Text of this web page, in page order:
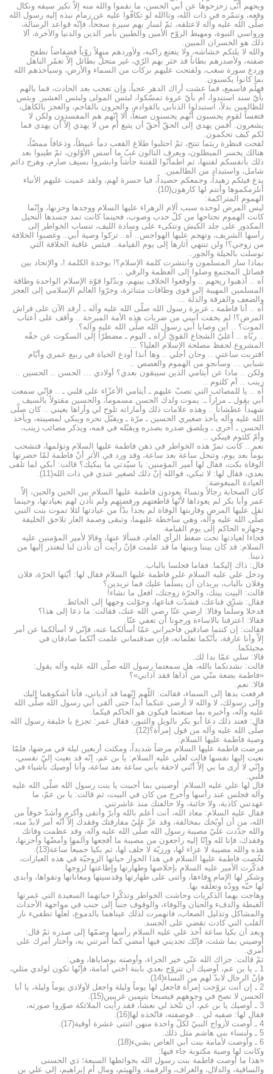
ويحهم أنّى زحزحوها عن أبي الحسن، ما نقموا والله منه إلاّ نكير سيفه ونكال
وقعه، وتنمّره في ذات الله، وتاالله لو تكافّوا عليه عن زمام نبذه إليه رسول الله
صلّى الله عليه وآله لاعتلقه، ثمّ لسار بهم سيرة سجحاً، فإنّه قواعد الرسالة،
ورواسي النبوة، ومهبط الروّح الأمين والطبين بأمر الدين والدنيا والآخرة، ألا
ذلك هو الخسران المبين.
والله لا يلتكم خشاشه، ولا يتعتع راكبه، ولأوردهم منهلاً روّياً فضفاضاً تطفح
ضفته، ولأصدرهم بطاناً قد خثر بهم الرّي، غير متحلّ بطائل إلاّ تغمّر الناهل
وردع سورة سغب، ولفتحت عليهم بركات من السماء والأرض، وسيأخذهم الله
بما كانوا يكسبون.
فهلّم فاسمع، فما عشت أراك الدهر عجباً، وإن تعجب بعد الحادث، فما بالهم
بأيّ سند استندوا، أم بأيّ عروة تمسّكوا، لبئس المولى ولبئس العشير. وبئس
للظالمين بدلاً، استبدلوا الذنابى بالقوادم، والحرون بالقاحم، والعجز بالكاهل،
فتعساً لقوم يحسبون أنّهم يحسنون صنعاً، ألا إنّهم هم المفسدون ولكن لا
يشعرون. أفمن يهدي إلى الحقّ أحقّ أن يتبع أم من لا يهدي إلاّ أن يهدى فما
لكم كيف تحكمون.
لقحت فنظرة ريثما تنتج، ثمّ احتلبوا طلاع القعب دماً عبيطاً، وذعافاً ممضّاً،
هنالك يخسر المبطلون، ويعرف التالون غبّ ما أسس الأوّلون، ثمّ طيبوا بعد
ذلك بأنفسكم لفتنها، ثم اطمأنّوا للفتنة جأشاً وابشروا بسيف صارم، وهرج دائم
شامل، واستبداد من الظالمين.
يدع فيئكم زهيداً، وجمعكم حصيداً، فيا حسرة لهم، ولقد عميت عليهم الأنباء
أنلزمكموها وأنتم لها كارهون(10).
الهموم المتراكمة:
ليس المرض لوحده سبب آلام الزهراء عليها السلام ووجدها وحزنها، وإنّما
كانت الهموم تجتاحها من كلّ حدب وصوب، فحينما كانت تمد جسدها النحيل
المكدور على جلد الكبش وتتكىء على وسادة الليف، تنساب الخواطر إلى
رأسها الشريف، وتهجم عليها الهواجس.. آه.. تركوا وصية أبي.. وغصبوا الخلافة
من زوجي؟! ولن تنتهي آثارها إلى يوم القيامة.. فبئس عاقبة الخلافة التي
توسلت بالحيلة والجور..
بماذا سار المسلمون وانتشرت كلمة الإسلام؟! بوحدة الكلمة.!، والإتحاد بين
فصائل المجتمع وصلوا إلى العظمة والرقي ..
آه .. أذهبوا ريحهم .. وأوقعوا الخلاف بينهم، وبدّلوا قوّة الإسلام الواحدة وطاقة
المسلمين المهيبة إلى قوى وطاقات متناثرة، وجرّوا العالم الإسلامي إلى العجز
والضعف والفرقة والذلّة …
آه .. أنا فاطمة ـ عزيزة رسول الله صلّى الله عليه وآله ـ أرقد الآن على فراش
المرض؟! لم يخفت أنيني من ضربات هذه الأمة المبرحة .. وأقف على أعتاب
الموت؟ .. أين وصايا أبي رسول الله صلّى الله عليه وآله؟.
.. ربّاه .. أعليّ الشجاع القويّ أراه ـ اليوم ـ مضطرّاً إلى السكوت عن حقّه
المشروع لحفظ مصلحة الإسلام العليا؟ …
اقتربت ساعتي .. وحان أجلي .. وها أنذا أودع الحياة في ربيع عمري وأيّام
شبابي … وسأنجو من الهموم والغصص ..
ولكن .. ماذا عن أيتامي الذين سيبقون بعدي؟ أولادي … الحسن .. الحسين ..
زينب .. أم كلثوم ..
آه .. يا للمصائب التي تصبّ عليهم ـ أيتامي الأعزّاء على قلبي ـ .. فإنّي سمعت
أبي يقول ـ مراراً ـ: يموت ولدك الحسن مسموماً، والحسين مقتولاً بالسيف
شهيداً عطشاناً .. وهذه علامات ذلك وأماراته تلوح لي وأراها بعيني .. كان صلّى
الله عليه وآله يأخذ صغيري الحسين ـ مرّة ـ ويقبّل نحره ويبكي لمصيبته، ويأخذ
الحسن ـ أخرى ـ ويلصق صدره بصدره ويقبّله في فمه، ويذكر مصائب زينب،
وأمّ كلثوم فيبكي ..
نعم .. كانت تمرّ هذه الخواطر في ذهن فاطمة عليها السلام وتؤلمها، فتشحب
يوماً بعد يوم، وتنحل ساعة بعد ساعة، وقد ورد في الأثر أنّ فاطمة لمّا حضرتها
الوفاة بكت، فقال لها أمير المؤمنين: يا سيّدتي ما يبكيك؟ قالت: أبكي لما تلقى
بعدي، فقال لها: لا تبكي، فوالله إنّ ذلك لصغير عندي في ذات الله(11).
العيادة المبغوضة:
كان الصحابة رجالاً ونساءً يعودون فاطمة عليها السلام بين الحين والحين، إلاّ
عمر وأبا بكر لم يعوداها لأنّها قاطعتهم ورفضتهم ولم تأذن لهم بعيادتها، وحينما
ثقل عليها المرض وقاربتها الوفاة لم يجدا بدّاً من عيادتها لئلا تموت بنت النبي
صلّى الله عليه وآله، وهي ساخطة عليهما، وتبقى وصمة العار تلاحق الخليفة
وجهازه الحاكم إلى يوم القيامة.
فجاءا لعيادتها تحت ضغط الرأي العام، فسألا عنها، وقالا لأمير المؤمنين عليه
السلام: قد كان بيننا وبينها ما قد علمت فإنّ رأيت أن تأذن لنا لنعتذر إليها من
ذنبنا.
قال: ذاك إليكما. فقاما فجلسا بالباب.
ودخل علي عليه السلام على فاطمة عليها السلام فقال لها: أيّتها الحرّة، فلان
وفلان بالباب، يريدان أن يسلّما عليك فما تريدين؟
قالت: البيت بيتك، والحرّة زوجتك، افعل ما تشاء!
فقال: شدّي قناعك، فشدّت قناعها، وحوّلت وجهها إلى الحائط.
فدخلا وسلّما وقالا: ارضي عنّا رضي الله عنك، فقالت: ما دعا إلى هذا؟
فقالا: اعترفنا بالاساءة ورجونا أن تعفي عنّا.
فقالت: إن كنتما صادقين فأخبراني عمّا أسألكما عنه، فإنّي لا أسألكما عن أمر
إلاّ وأنا عارفة، بأنّكما تعلمانه، فإن صدقتماني علمت أنّكما صادقان في
مجيئكما.
قالا: سلي عمّا بدا لك.
قالت: نشدتكما بالله، هل سمعتما رسول الله صلّى الله عليه وآله يقول:
«فاطمة بضعة منّي من آذاها فقد آذاني»؟
قالا: نعم.
فرفعت يدها إلى السماء، فقالت: اللّهم إنّهما قد آذياني، فأنا أشكوهما إليك
وإلى رسولك، لا والله لا أرضى عنكما أبداً حتى ألقى أبي رسول الله صلّى الله
عليه وآله، وأخبره بما صنعتما فيكون هو الحاكم فيكما.
قال: فعند ذلك دعا أبو بكر بالويل والثبور، فقال عمر: تجزع يا خليفة رسول الله
صلّى الله عليه وآله من قول إمرأة؟(12).
وصية فاطمة عليها السلام:
مرضت فاطمة عليها السلام مرضاً شديداً، ومكثت أربعين ليلة في مرضها، فلمّا
نعيت إليها نفسها قالت لعلي عليه السلام: يا بن عم، إنّه قد نعيت إليّ نفسي،
وإنّي لا أرى ما بي إلاّ أنّني لاحقة بأبي ساعة بعد ساعة، وأنا أوصيك بأشياء في
قلبي.
قال لها علي عليه السلام: أوصيني بما أحببت يا بنت رسول الله صلّى الله عليه
وآله فجلس عند رأسها وأخرج من كان في البيت، ثم قالت: يا بن عمّ، ما
عهدتني كاذبة، ولا خائنة، ولا خالفتك منذ عاشرتني.
فقال عليه السلام: معاذ الله، أنت أعلم بالله وأبرّ وأتقى وأكرم وأشدّ خوفاً من
الله، من أن أوبّخك بمخالفة، وقد عزّ عليّ مفارقتك وفقدك إلاّ أنّه أمر لابدّ منه،
والله جدّدت عليّ مصيبة رسول الله صلّى الله عليه وآله، وقد عظمت وفاتك
وفقدك، فإنا لله وإنّا إليه راجعون من مصيبة ما أفجعها وآلمها وأمضّها وأحزنها،
هذه والله مصيبة لا عزاء لها، ورزيّة لا خلف لها، ثم بكيا جميعاً ساعة(13).
لخّصت فاطمة عليها السلام في هذا الحوار حياتها الزوجيّة في هذه العبارات،
فذكّرت الأمير عليه السلام بإخلاصها وطهارتها وإطاعتها لزوجها.
وشكر لها الإمام وفاءها، وأثنى على طهارتها وقدسيتها ومعاناتها وتقواها، وأبدى
لها حبّه وودّه وتعلّقه بها.
وهاجت بهما الذكريات وحاشت الخواطر وتذكّرا حياتهما السعيدة التي غمرتها
الغبطة والدفء والحنان والوفاء، والوقوف جنباً إلى جنب في مواجهة الأحداث
والمشاكل وتذليل الصعاب، فانهمرت لذلك عيناهما بالدموع، لعلّها تطفيء نار
القلب التي كادت تقضي على الجسد.
وبعد أن بكيا ساعة أخذ علي عليه السلام رأسها وضمّها إلى صدره ثمّ قال:
أوصيني بما شئت، فإنّك تجديني فيها أمضي كما أمرتني به، وأختار أمرك على
أمري.
ثمّ قالت: جزاك الله عنّي خير الجزاء، وأوصته بوصاياها، وهي:
1 ـ يا بن عم، أوصيك أن تتزوّج بعدي بابنة أختي أمامة، فإنّها تكون لولدي مثلي،
فإنّ الرجال لابدّ لهم من النساء(14).
2 ـ إن أنت تزوّجت إمرأة فاجعل لها يوماً وليلة واجعل لأولادي يوماً وليلة، يا أبا
الحسن لا تصح في وجوههم فيصبحا يتيمين غريبين(15).
3 ـ أوصيك يا بن عم، أن تتّخذ لي نعشاً، فقد رأيت الملائكة صوّروا صورته،
فقال لها: صفيه لي .. فوصفته، فاتّخذه لها(16).
4 ـ أوصت لأزواج النبيّ لكلّ واحدة منهن اثنتى عشرة أوقية(17).
5 ـ ولنساء بني هاشم مثل ذلك.
6 ـ وأوصت لأمامة بنت أبي العاص بشيء(18).
وكانت لها وصية مكتوبة جاء فيها:
«هذا ما أوصت فاطمة بنت رسول الله بحوائطها السبعة؛ ذي الحسنى
والساقية، والدلال، والغراف، والرقمة، والهيثم، ومال أم إبراهيم، إلى علي بن